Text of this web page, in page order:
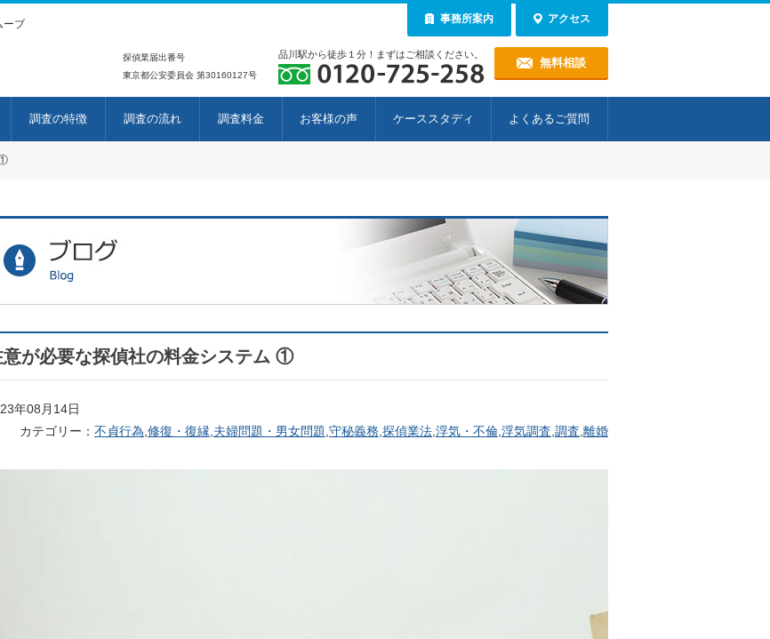
ーブ 事務所案内 アクセス
探偵業届出番号
東京都公安委員会 第30160127号
品川駅から徒歩１分！まずはご相談ください。
無料相談
調査の特徴 調査の流れ 調査料金 お客様の声 ケーススタディ よくあるご質問
①
意が必要な探偵社の料金システム ①
年08月14日
カテゴリー： 不貞行為 修復・復縁 夫婦問題・男女問題 守秘義務 探偵業法 浮気・不倫 浮気調査 調査 離婚